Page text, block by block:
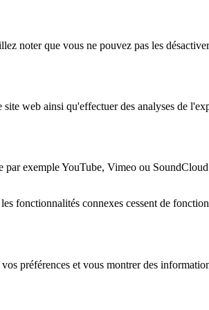
noter que vous ne pouvez pas les
web ainsi qu'effectuer des analyses de
exemple YouTube, Vimeo ou
fonctionnalités connexes cessent de
préférences et vous montrer des